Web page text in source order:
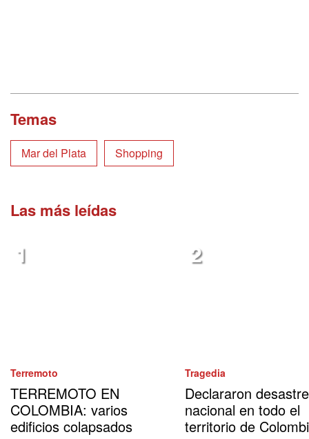
Temas
Mar del Plata Shopping
Las más leídas
Terremoto
TERREMOTO EN
COLOMBIA: varios
edificios colapsados
Tragedia
Declararon desastre
nacional en todo el
territorio de